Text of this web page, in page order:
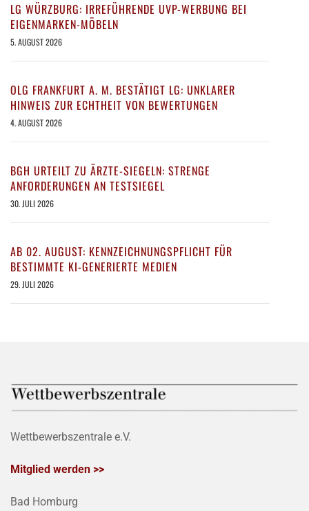
LG WÜRZBURG: IRREFÜHRENDE UVP-WERBUNG BEI
EIGENMARKEN-MÖBELN
5. AUGUST 2026
OLG FRANKFURT A. M. BESTÄTIGT LG: UNKLARER
HINWEIS ZUR ECHTHEIT VON BEWERTUNGEN
4. AUGUST 2026
BGH URTEILT ZU ÄRZTE-SIEGELN: STRENGE
ANFORDERUNGEN AN TESTSIEGEL
30. JULI 2026
AB 02. AUGUST: KENNZEICHNUNGSPFLICHT FÜR
BESTIMMTE KI-GENERIERTE MEDIEN
29. JULI 2026
Wettbewerbszentrale e.V.
Mitglied werden >>
Bad Homburg